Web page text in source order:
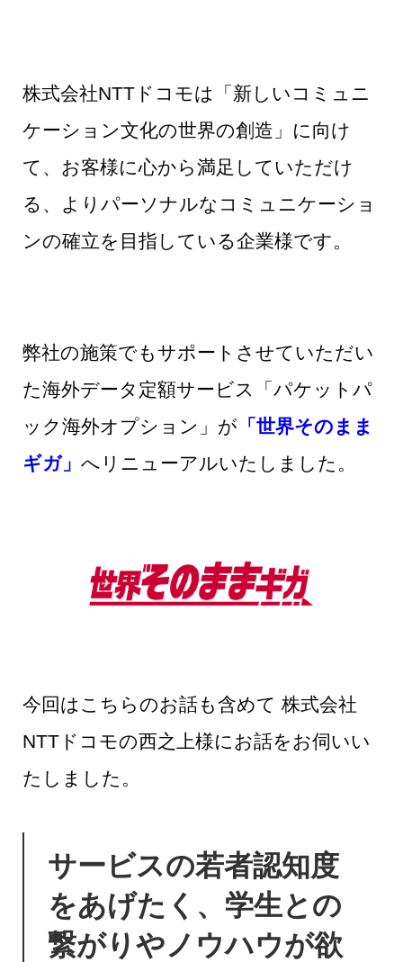
株式会社NTTドコモは「新しいコミュニ
ケーション文化の世界の創造」に向け
て、お客様に心から満足していただけ
る、よりパーソナルなコミュニケーショ
ンの確立を目指している企業様です。
弊社の施策でもサポートさせていただい
た海外データ定額サービス「パケットパ
ック海外オプション」が 「世界そのまま
ギガ」 へリニューアルいたしました。
今回はこちらのお話も含めて 株式会社
NTTドコモの西之上様にお話をお伺いい
たしました。
サービスの若者認知度
をあげたく、学生との
繋がりやノウハウが欲